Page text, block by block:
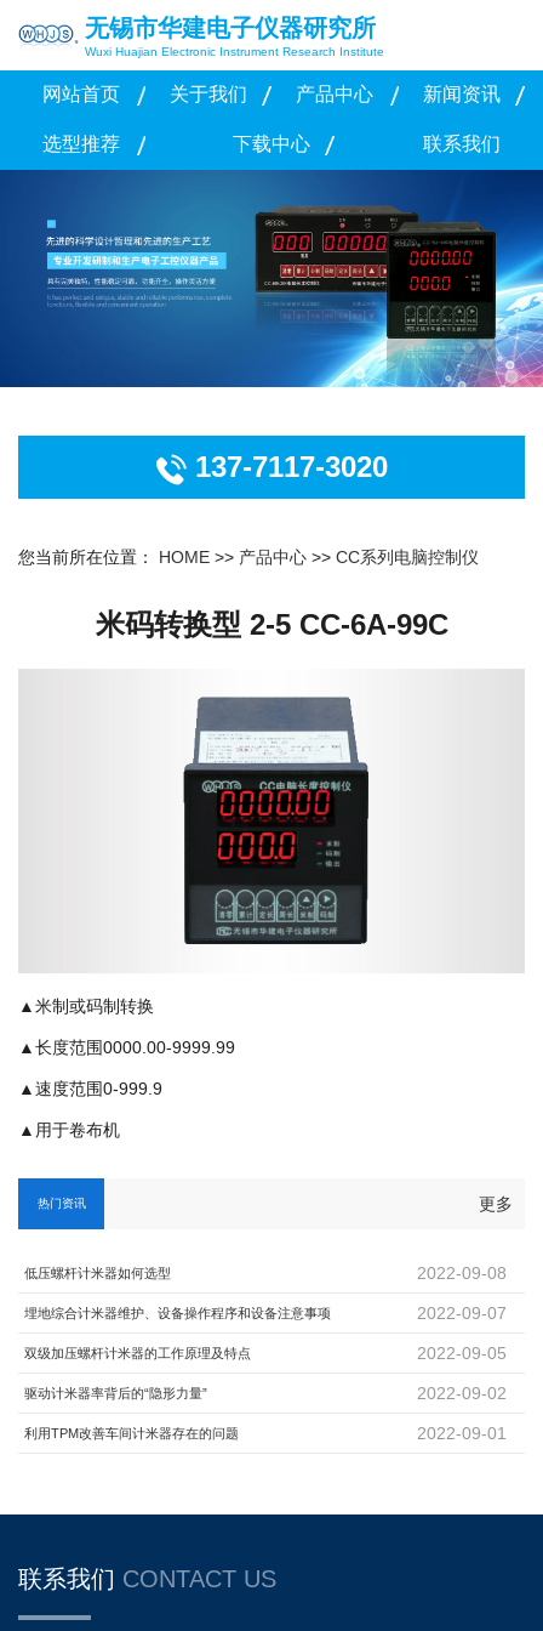
无锡市华建电子仪器研究所
Wuxi Huajian Electronic Instrument Research Institute
网站首页 关于我们 产品中心 新闻资讯
选型推荐 下载中心 联系我们
137-7117-3020
您当前所在位置： HOME >> 产品中心 >> CC系列电脑控制仪
米码转换型 2-5 CC-6A-99C
▲米制或码制转换
▲长度范围0000.00-9999.99
▲速度范围0-999.9
▲用于卷布机
热门资讯 更多
低压螺杆计米器如何选型 2022-09-08
埋地综合计米器维护、设备操作程序和设备注意事项 2022-09-07
双级加压螺杆计米器的工作原理及特点 2022-09-05
驱动计米器率背后的“隐形力量” 2022-09-02
利用TPM改善车间计米器存在的问题 2022-09-01
联系我们 CONTACT US